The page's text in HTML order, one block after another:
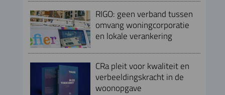
RIGO: geen verband tussen
omvang woningcorporatie
en lokale verankering
CRa pleit voor kwaliteit en
verbeeldingskracht in de
woonopgave